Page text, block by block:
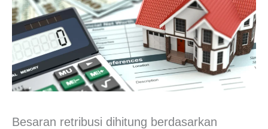
Besaran retribusi dihitung berdasarkan